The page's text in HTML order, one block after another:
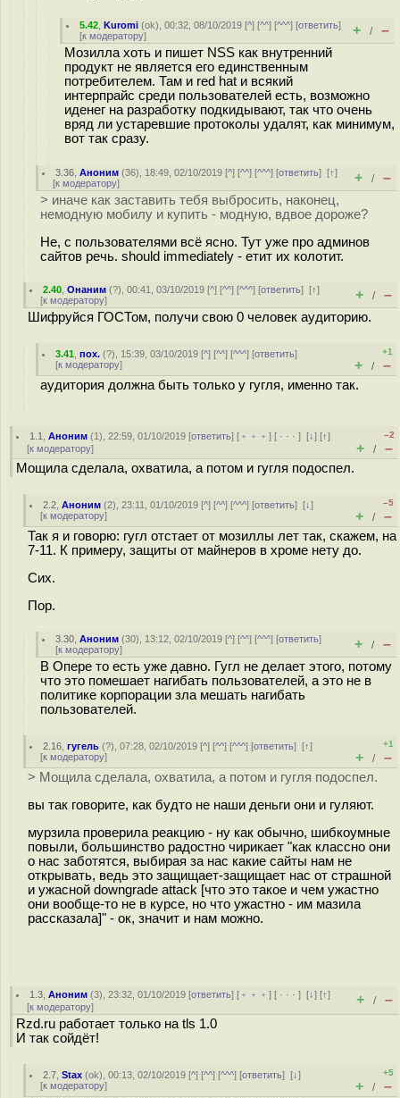
5.42 ,Kuromi (ok), 00:32, 08/10/2019 [^] [^^] [^^^] [ответить]
[к модератору] + / –
Мозилла хоть и пишет NSS как внутренний
продукт не является его единственным
потребителем. Там и red hat и всякий
интерпрайс среди пользователей есть, возможно
иденег на разработку подкидывают, так что очень
вряд ли устаревшие протоколы удалят, как минимум,
вот так сразу.
3.36 ,Аноним (36), 18:49, 02/10/2019 [^] [^^] [^^^] [ответить][↑]
[к модератору] + / –
> иначе как заставить тебя выбросить, наконец,
немодную мобилу и купить - модную, вдвое дороже?
Не, с пользователями всё ясно. Тут уже про админов
сайтов речь. should immediately - етит их колотит.
2.40 ,Онаним (?), 00:41, 03/10/2019 [^] [^^] [^^^] [ответить][↑]
[к модератору] + / –
Шифруйся ГОСТом, получи свою 0 человек аудиторию.
3.41 ,пох. (?), 15:39, 03/10/2019 [^] [^^] [^^^] [ответить]
[к модератору]
+1
+ / –
аудитория должна быть только у гугля, именно так.
1.1 ,Аноним (1), 22:59, 01/10/2019 [ответить] [ ﹢﹢﹢] [ · · ·][↓] [↑]
[к модератору]
–2
+ / –
Мощила сделала, охватила, а потом и гугля подоспел.
2.2 ,Аноним (2), 23:11, 01/10/2019 [^] [^^] [^^^] [ответить][↓]
[к модератору]
–5
+ / –
Так я и говорю: гугл отстает от мозиллы лет так, скажем, на
7-11. К примеру, защиты от майнеров в хроме нету до.
Сих.
Пор.
3.30 ,Аноним (30), 13:12, 02/10/2019 [^] [^^] [^^^] [ответить]
[к модератору] + / –
В Опере то есть уже давно. Гугл не делает этого, потому
что это помешает нагибать пользователей, а это не в
политике корпорации зла мешать нагибать
пользователей.
2.16 ,гугель (?), 07:28, 02/10/2019 [^] [^^] [^^^] [ответить][↑]
[к модератору]
+1
+ / –
> Мощила сделала, охватила, а потом и гугля подоспел.
вы так говорите, как будто не наши деньги они и гуляют.
мурзила проверила реакцию - ну как обычно, шибкоумные
повыли, большинство радостно чирикает "как классно они
о нас заботятся, выбирая за нас какие сайты нам не
открывать, ведь это защищает-защищает нас от страшной
и ужасной downgrade attack [что это такое и чем ужастно
они вообще-то не в курсе, но что ужастно - им мазила
рассказала]" - ок, значит и нам можно.
1.3 ,Аноним (3), 23:32, 01/10/2019 [ответить] [ ﹢﹢﹢] [ · · ·][↓] [↑]
[к модератору] + / –
Rzd.ru работает только на tls 1.0
И так сойдёт!
2.7 ,Stax (ok), 00:13, 02/10/2019 [^] [^^] [^^^] [ответить][↓]
[к модератору]
+5
+ / –